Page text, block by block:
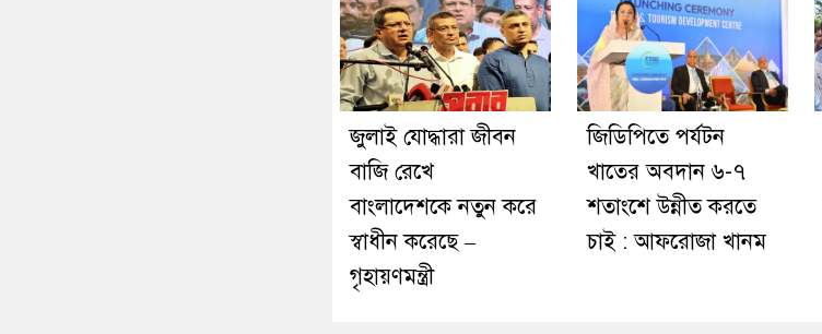
জুলাই যোদ্ধারা জীবন
বাজি রেখে
বাংলাদেশকে নতুন করে
স্বাধীন করেছে –
গৃহায়ণমন্ত্রী
জিডিপিতে পর্যটন
খাতের অবদান ৬-৭
শতাংশে উন্নীত করতে
চাই : আফরোজা খানম